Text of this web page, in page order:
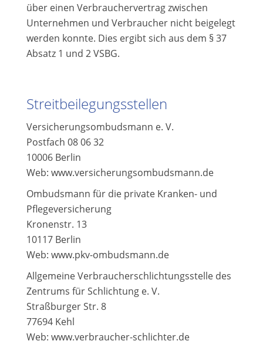
über einen Verbrauchervertrag zwischen
Unternehmen und Verbraucher nicht beigelegt
werden konnte. Dies ergibt sich aus dem § 37
Absatz 1 und 2 VSBG.
Streitbeilegungsstellen
Versicherungsombudsmann e. V.
Postfach 08 06 32
10006 Berlin
Web: www.versicherungsombudsmann.de
Ombudsmann für die private Kranken- und
Pflegeversicherung
Kronenstr. 13
10117 Berlin
Web: www.pkv-ombudsmann.de
Allgemeine Verbraucherschlichtungsstelle des
Zentrums für Schlichtung e. V.
Straßburger Str. 8
77694 Kehl
Web: www.verbraucher-schlichter.de